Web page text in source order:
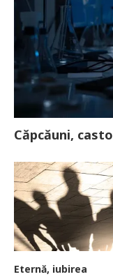
Căpcăuni,
Eternă, iubirea